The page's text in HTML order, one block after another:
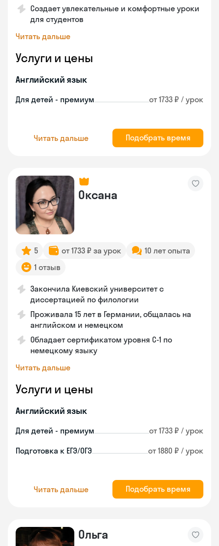
Создает увлекательные и комфортные уроки
для студентов
Читать дальше
Услуги и цены
Английский язык
Для детей - премиум от 1733 ₽ / урок
Читать дальше Подобрать время
Оксана
5 от 1733 ₽ за урок
10 лет опыта
1 отзыв
Закончила Киевский университет с
диссертацией по филологии
Проживала 15 лет в Германии, общалась на
английском и немецком
Обладает сертификатом уровня C-1 по
немецкому языку
Читать дальше
Услуги и цены
Английский язык
Для детей - премиум от 1733 ₽ / урок
Подготовка к ЕГЭ/ОГЭ от 1880 ₽ / урок
Читать дальше Подобрать время
Ольга